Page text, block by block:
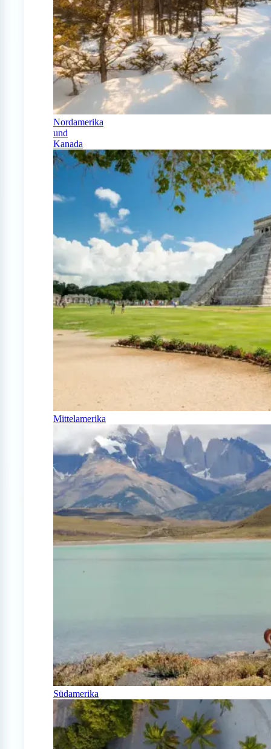
Nordamerika
und
Kanada
Mittelamerika
Südamerika